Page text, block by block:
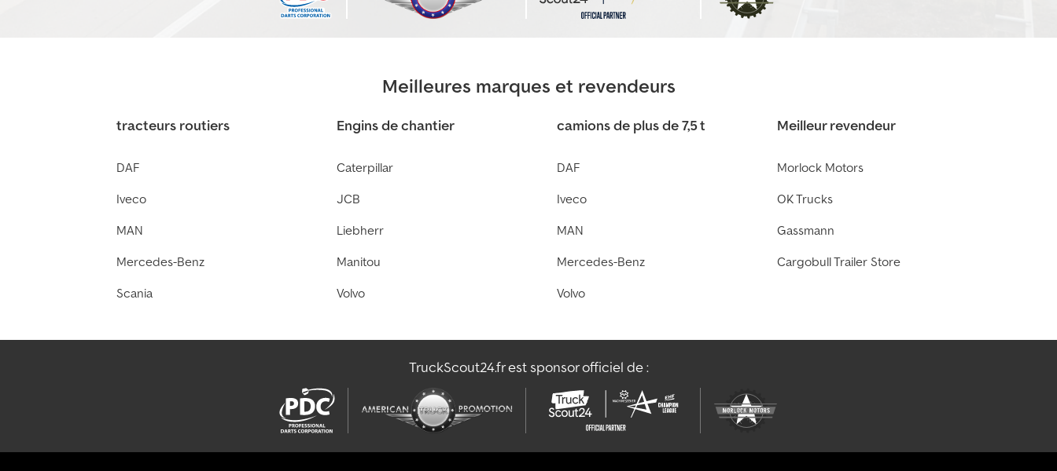
Meilleures marques et revendeurs
tracteurs routiers
DAF
Iveco
MAN
Mercedes-Benz
Scania
Engins de chantier
Caterpillar
JCB
Liebherr
Manitou
Volvo
camions de plus de 7,5 t
DAF
Iveco
MAN
Mercedes-Benz
Volvo
Meilleur revendeur
Morlock Motors
OK Trucks
Gassmann
Cargobull Trailer Store
TruckScout24.fr est sponsor officiel de :